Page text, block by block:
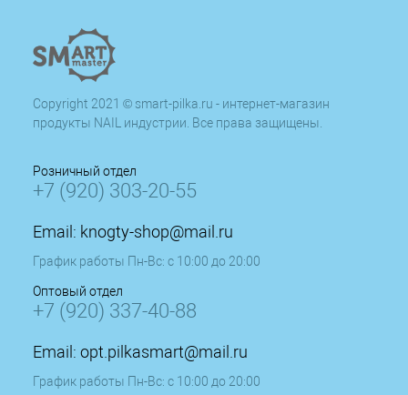
Copyright 2021 © smart-pilka.ru - интернет-магазин
продукты NAIL индустрии. Все права защищены.
Розничный отдел
+7 (920) 303-20-55
Email: knogty-shop@mail.ru
График работы Пн-Вс: с 10:00 до 20:00
Оптовый отдел
+7 (920) 337-40-88
Email: opt.pilkasmart@mail.ru
График работы Пн-Вс: с 10:00 до 20:00